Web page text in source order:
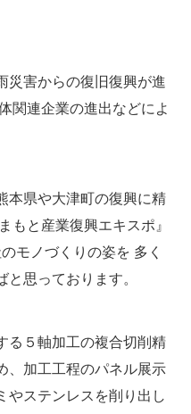
災害からの復旧復興が進
関連企業の進出などによ
本県や大津町の復興に精
もと産業復興エキスポ』
モノづくりの姿を 多く
思っております。
る５軸加工の複合切削精
、加工工程のパネル展示
やステンレスを削り出し